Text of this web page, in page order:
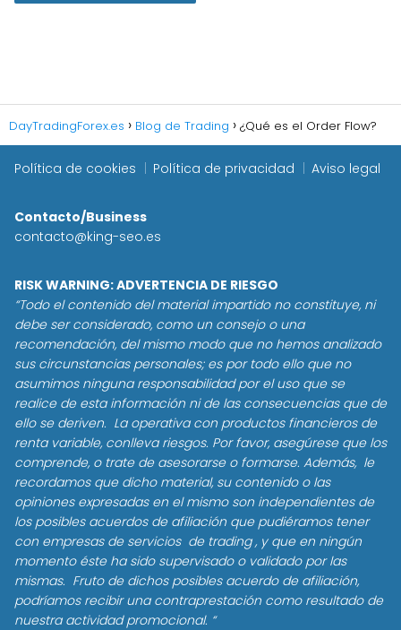
DayTradingForex.es Blog de Trading ¿Qué es el Order Flow?
Política de cookies Política de privacidad Aviso legal
Contacto/Business
contacto@king-seo.es
RISK WARNING: ADVERTENCIA DE RIESGO
“Todo el contenido del material impartido no constituye, ni
debe ser considerado, como un consejo o una
recomendación, del mismo modo que no hemos analizado
sus circunstancias personales; es por todo ello que no
asumimos ninguna responsabilidad por el uso que se
realice de esta información ni de las consecuencias que de
ello se deriven. La operativa con productos financieros de
renta variable, conlleva riesgos. Por favor, asegúrese que los
comprende, o trate de asesorarse o formarse. Además, le
recordamos que dicho material, su contenido o las
opiniones expresadas en el mismo son independientes de
los posibles acuerdos de afiliación que pudiéramos tener
con empresas de servicios de trading , y que en ningún
momento éste ha sido supervisado o validado por las
mismas. Fruto de dichos posibles acuerdo de afiliación,
podríamos recibir una contraprestación como resultado de
nuestra actividad promocional. “